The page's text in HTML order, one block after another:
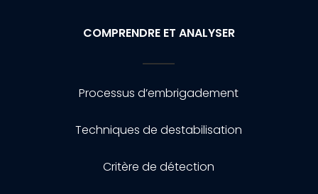
COMPRENDRE ET ANALYSER
Processus d’embrigadement
Techniques de destabilisation
Critère de détection